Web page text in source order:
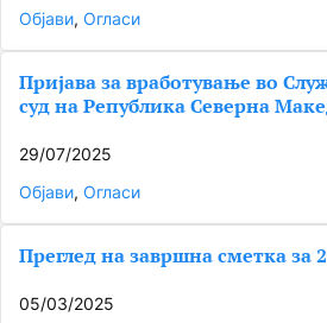
Објави, Огласи
Пријава за вработување во
суд на Република Северна
29/07/2025
Објави, Огласи
Преглед на завршна сметка за
05/03/2025